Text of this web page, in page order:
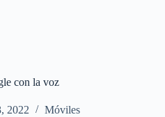
con la voz
2022 Móviles